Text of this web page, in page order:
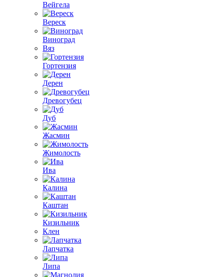
Вейгела
Вереск
Виноград
Вяз
Гортензия
Дерен
Древогубец
Дуб
Жасмин
Жимолость
Ива
Калина
Каштан
Кизильник
Клен
Лапчатка
Липа